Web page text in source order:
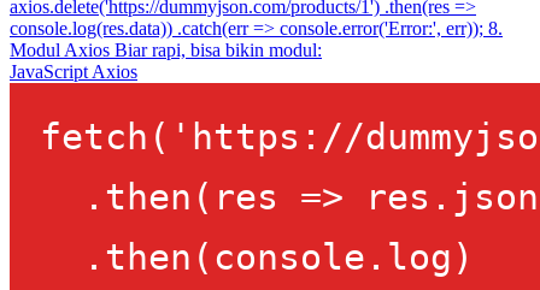
axios.delete('https://dummyjson.com/products/1') .then(res =>
console.log(res.data)) .catch(err => console.error('Error:', err)); 8.
Modul Axios Biar rapi, bisa bikin modul:
JavaScript Axios